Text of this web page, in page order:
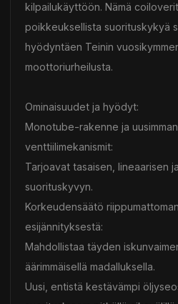
kilpailukäyttöön. Nämä
poikkeuksellista suorituskykyä
hyödyntäen Teinin
moottoriurheilusta.
Ominaisuudet ja hyödyt:
Monotube-rakenne ja
venttiilimekanismit:
Tarjoavat tasaisen, lineaarisen
suorituskyvyn.
Korkeudensäätö
esijännityksestä:
Mahdollistaa täyden
äärimmäisellä madalluksella.
Uusi, entistä kestävämpi